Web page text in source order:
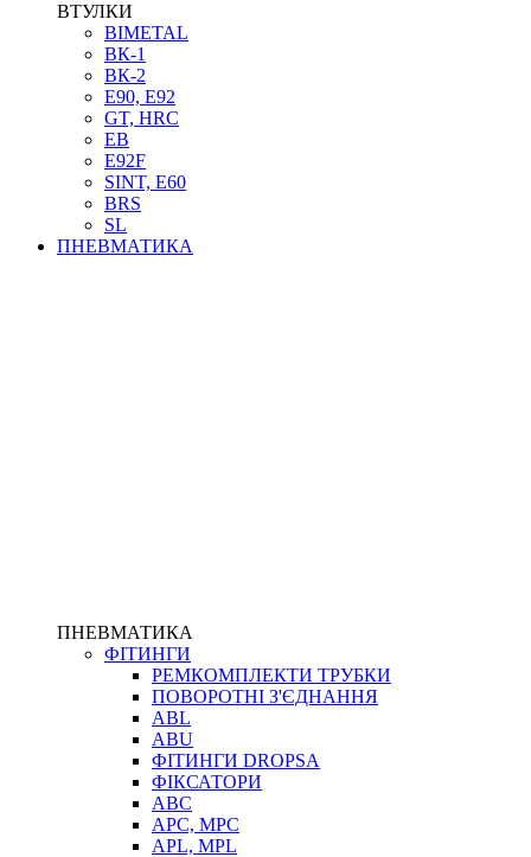
ВТУЛКИ
BIMETAL
ВК-1
ВК-2
Е90, E92
GT, HRC
EB
Е92F
SINT, E60
BRS
SL
ПНЕВМАТИКА
ПНЕВМАТИКА
ФІТИНГИ
РЕМКОМПЛЕКТИ ТРУБКИ
ПОВОРОТНІ З'ЄДНАННЯ
ABL
ABU
ФІТИНГИ DROPSA
ФІКСАТОРИ
ABC
APC, MPC
APL, MPL